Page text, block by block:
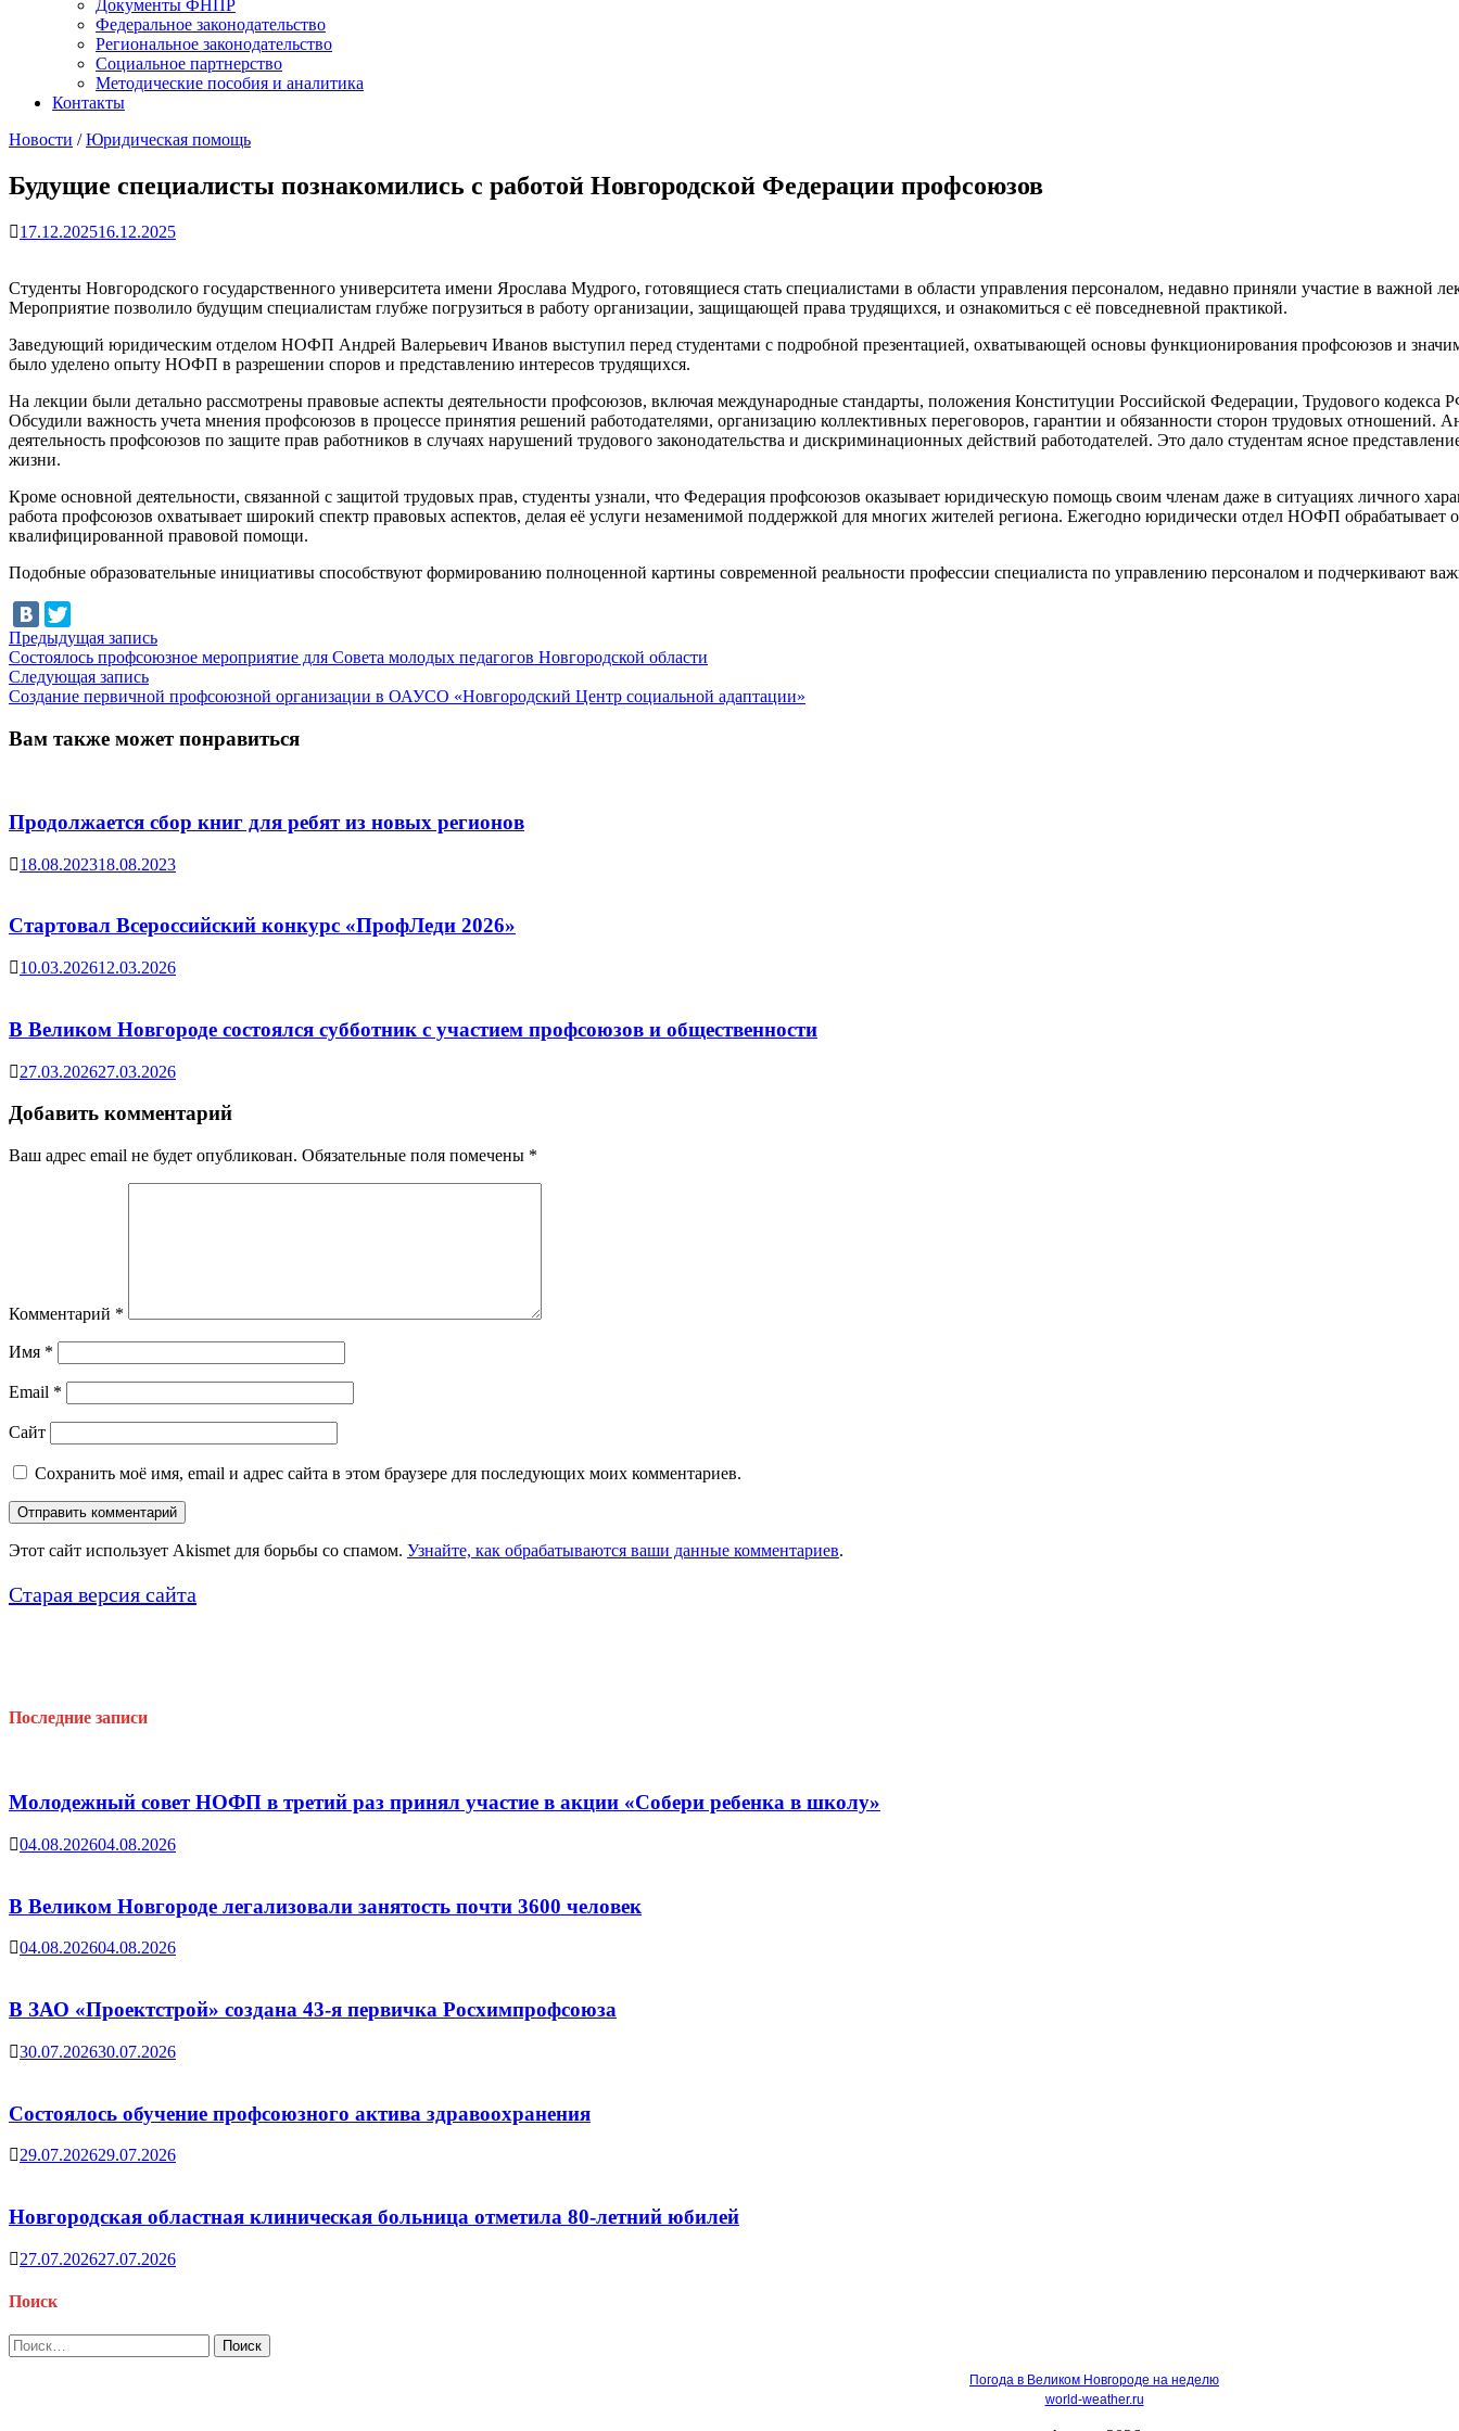
Документы ФНПР
Федеральное законодательство
Региональное законодательство
Социальное партнерство
Методические пособия и аналитика
Контакты
Новости /Юридическая помощь
Будущие специалисты познакомились с работой Новгородской Федерации профсоюзов
17.12.202516.12.2025
Студенты Новгородского государственного университета имени Ярослава Мудрого, готовящиеся стать специалистами в области управления персоналом, недавно приняли участие в
Мероприятие позволило будущим специалистам глубже погрузиться в работу организации, защищающей права трудящихся, и ознакомиться с её повседневной практикой.
Заведующий юридическим отделом НОФП Андрей Валерьевич Иванов выступил перед студентами с подробной презентацией, охватывающей основы функционирования профсоюзов и
было уделено опыту НОФП в разрешении споров и представлению интересов трудящихся.
На лекции были детально рассмотрены правовые аспекты деятельности профсоюзов, включая международные стандарты, положения Конституции Российской Федерации, Трудового кодекса
Обсудили важность учета мнения профсоюзов в процессе принятия решений работодателями, организацию коллективных переговоров, гарантии и обязанности сторон трудовых
деятельность профсоюзов по защите прав работников в случаях нарушений трудового законодательства и дискриминационных действий работодателей. Это дало студентам ясное
жизни.
Кроме основной деятельности, связанной с защитой трудовых прав, студенты узнали, что Федерация профсоюзов оказывает юридическую помощь своим членам даже в ситуациях личного
работа профсоюзов охватывает широкий спектр правовых аспектов, делая её услуги незаменимой поддержкой для многих жителей региона. Ежегодно юридически отдел НОФП обрабатывает
квалифицированной правовой помощи.
Подобные образовательные инициативы способствуют формированию полноценной картины современной реальности профессии специалиста по управлению персоналом и подчеркивают
Навигация
по
записям
Предыдущая записьПредыдущая
запись:
Состоялось профсоюзное мероприятие для Совета молодых педагогов Новгородской области
Следующая записьСледующая
запись:
Создание первичной профсоюзной организации в ОАУСО «Новгородский Центр социальной адаптации»
Вам также может понравиться
Продолжается сбор книг для ребят из новых регионов
18.08.202318.08.2023
Стартовал Всероссийский конкурс «ПрофЛеди 2026»
10.03.202612.03.2026
В Великом Новгороде состоялся субботник с участием профсоюзов и общественности
27.03.202627.03.2026
Добавить комментарий
Ваш адрес email не будет опубликован. Обязательные поля помечены *
Комментарий *
Имя *
Email *
Сайт
Сохранить моё имя, email и адрес сайта в этом браузере для последующих моих комментариев.
Этот сайт использует Akismet для борьбы со спамом. Узнайте, как обрабатываются ваши данные комментариев.
Старая версия сайта
Последние записи
Молодежный совет НОФП в третий раз принял участие в акции «Собери ребенка в школу»
04.08.202604.08.2026
В Великом Новгороде легализовали занятость почти 3600 человек
04.08.202604.08.2026
В ЗАО «Проектстрой» создана 43-я первичка Росхимпрофсоюза
30.07.202630.07.2026
Состоялось обучение профсоюзного актива здравоохранения
29.07.202629.07.2026
Новгородская областная клиническая больница отметила 80-летний юбилей
27.07.202627.07.2026
Поиск
Найти:
Погода в Великом Новгороде на неделю
world-weather.ru